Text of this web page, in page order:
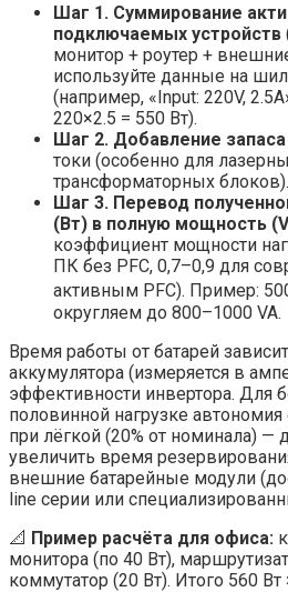
Шаг 1. Суммирование
подключаемых устройств
монитор + роутер +
используйте данные на
(например, «Input: 220V,
220×2.5 = 550 Вт).
Шаг 2. Добавление запаса
токи (особенно для
трансформаторных блоков).
Шаг 3. Перевод
(Вт) в полную мощность
коэффициент мощности
ПК без PFC, 0,7–0,9 для
активным PFC). Пример:
округляем до 800–1000 VA.
Время работы от батарей
аккумулятора (измеряется в
эффективности инвертора. Для
половинной нагрузке автономия
при лёгкой (20% от номинала) —
увеличить время
внешние батарейные модули
line серии или
📐 Пример расчёта для офиса:
монитора (по 40 Вт),
коммутатор (20 Вт). Итого 560 Вт